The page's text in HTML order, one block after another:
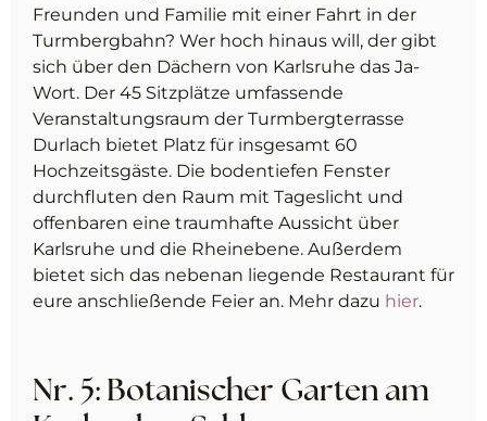
Freunden und Familie mit einer Fahrt in der
Turmbergbahn? Wer hoch hinaus will, der gibt
sich über den Dächern von Karlsruhe das Ja-
Wort. Der 45 Sitzplätze umfassende
Veranstaltungsraum der Turmbergterrasse
Durlach bietet Platz für insgesamt 60
Hochzeitsgäste. Die bodentiefen Fenster
durchfluten den Raum mit Tageslicht und
offenbaren eine traumhafte Aussicht über
Karlsruhe und die Rheinebene. Außerdem
bietet sich das nebenan liegende Restaurant für
eure anschließende Feier an. Mehr dazu hier.
Nr. 5: Botanischer Garten am